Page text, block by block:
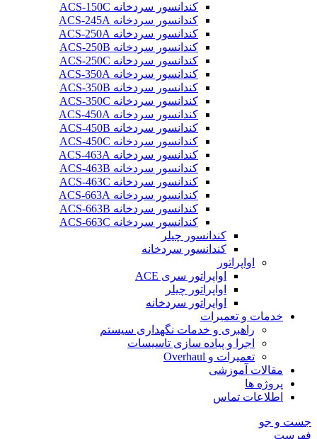
کندانسور سردخانه ACS-150C
کندانسور سردخانه ACS-245A
کندانسور سردخانه ACS-250A
کندانسور سردخانه ACS-250B
کندانسور سردخانه ACS-250C
کندانسور سردخانه ACS-350A
کندانسور سردخانه ACS-350B
کندانسور سردخانه ACS-350C
کندانسور سردخانه ACS-450A
کندانسور سردخانه ACS-450B
کندانسور سردخانه ACS-450C
کندانسور سردخانه ACS-463A
کندانسور سردخانه ACS-463B
کندانسور سردخانه ACS-463C
کندانسور سردخانه ACS-663A
کندانسور سردخانه ACS-663B
کندانسور سردخانه ACS-663C
کندانسور چیلر
کندانسور سردخانه
اواپراتور
اواپراتور سری ACE
اواپراتور چیلر
اواپراتور سردخانه
خدمات و تعمیرات
راهبری و خدمات نگهداری سیستم
اجرا و پیاده سازی تاسیسات
تعمیرات و Overhaul
مقالات آموزشی
پروژه ها
اطلاعات تماس
جست و جو
فهرست